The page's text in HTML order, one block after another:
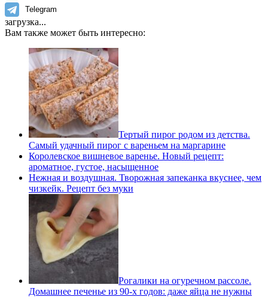
Telegram
загрузка...
Вам также может быть интересно:
Тертый пирог родом из детства.
Самый удачный пирог с вареньем на маргарине
Королевское вишневое варенье. Новый рецепт:
ароматное, густое, насыщенное
Нежная и воздушная. Творожная запеканка вкуснее, чем
чизкейк. Рецепт без муки
Рогалики на огуречном рассоле.
Домашнее печенье из 90-х годов: даже яйца не нужны